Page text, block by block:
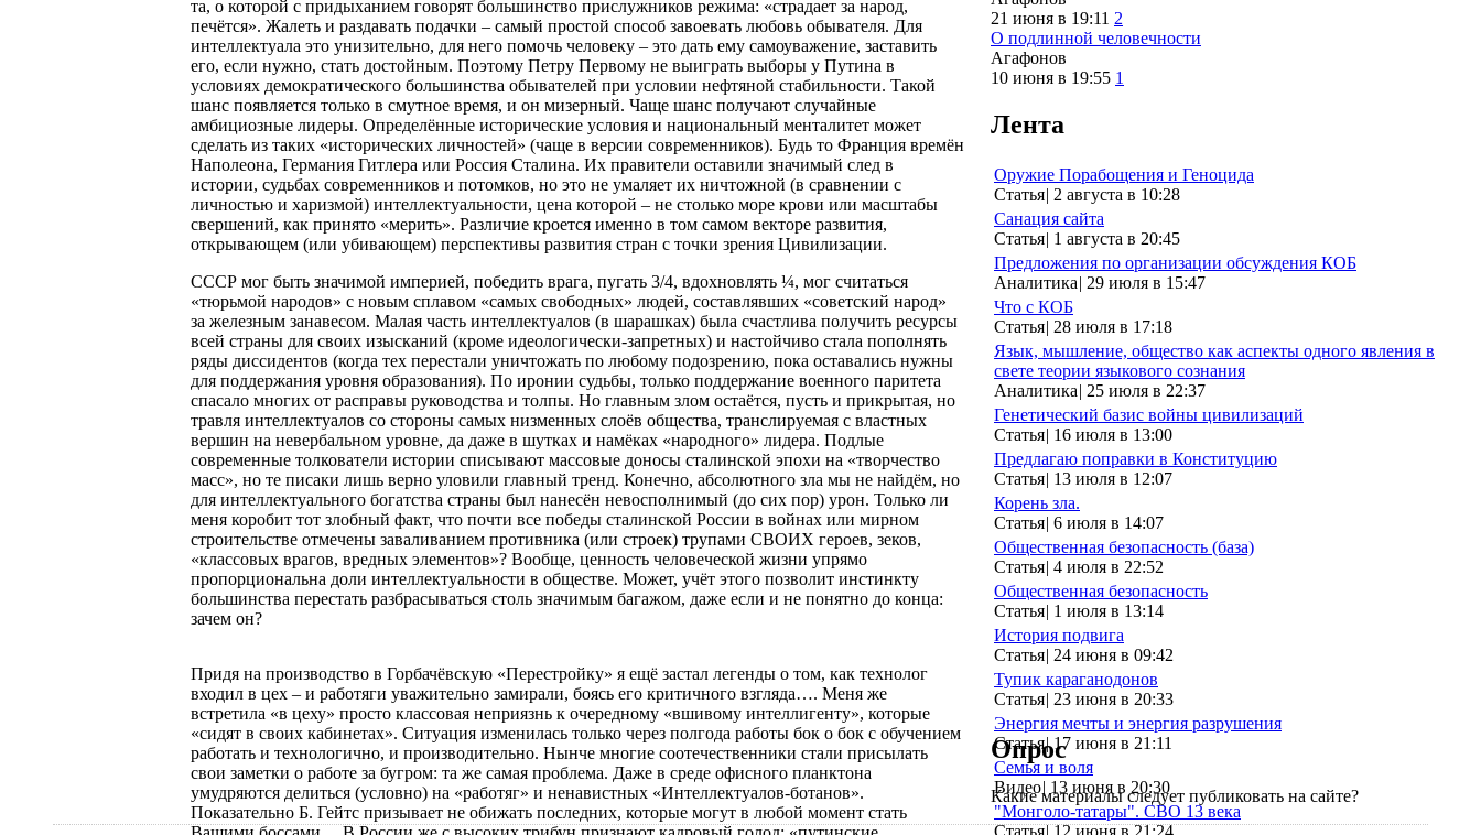
та, о которой с придыханием говорят большинство прислужников режима: «страдает за народ,
печётся». Жалеть и раздавать подачки – самый простой способ завоевать любовь обывателя. Для
интеллектуала это унизительно, для него помочь человеку – это дать ему самоуважение, заставить
его, если нужно, стать достойным. Поэтому Петру Первому не выиграть выборы у Путина в
условиях демократического большинства обывателей при условии нефтяной стабильности. Такой
шанс появляется только в смутное время, и он мизерный. Чаще шанс получают случайные
амбициозные лидеры. Определённые исторические условия и национальный менталитет может
сделать из таких «исторических личностей» (чаще в версии современников). Будь то Франция времён
Наполеона, Германия Гитлера или Россия Сталина. Их правители оставили значимый след в
истории, судьбах современников и потомков, но это не умаляет их ничтожной (в сравнении с
личностью и харизмой) интеллектуальности, цена которой – не столько море крови или масштабы
свершений, как принято «мерить». Различие кроется именно в том самом векторе развития,
открывающем (или убивающем) перспективы развития стран с точки зрения Цивилизации.
СССР мог быть значимой империей, победить врага, пугать 3/4, вдохновлять ¼, мог считаться
«тюрьмой народов» с новым сплавом «самых свободных» людей, составлявших «советский народ»
за железным занавесом. Малая часть интеллектуалов (в шарашках) была счастлива получить ресурсы
всей страны для своих изысканий (кроме идеологически-запретных) и настойчиво стала пополнять
ряды диссидентов (когда тех перестали уничтожать по любому подозрению, пока оставались нужны
для поддержания уровня образования). По иронии судьбы, только поддержание военного паритета
спасало многих от расправы руководства и толпы. Но главным злом остаётся, пусть и прикрытая, но
травля интеллектуалов со стороны самых низменных слоёв общества, транслируемая с властных
вершин на невербальном уровне, да даже в шутках и намёках «народного» лидера. Подлые
современные толкователи истории списывают массовые доносы сталинской эпохи на «творчество
масс», но те писаки лишь верно уловили главный тренд. Конечно, абсолютного зла мы не найдём, но
для интеллектуального богатства страны был нанесён невосполнимый (до сих пор) урон. Только ли
меня коробит тот злобный факт, что почти все победы сталинской России в войнах или мирном
строительстве отмечены заваливанием противника (или строек) трупами СВОИХ героев, зеков,
«классовых врагов, вредных элементов»? Вообще, ценность человеческой жизни упрямо
пропорциональна доли интеллектуальности в обществе. Может, учёт этого позволит инстинкту
большинства перестать разбрасываться столь значимым багажом, даже если и не понятно до конца:
зачем он?
Придя на производство в Горбачёвскую «Перестройку» я ещё застал легенды о том, как технолог
входил в цех – и работяги уважительно замирали, боясь его критичного взгляда…. Меня же
встретила «в цеху» просто классовая неприязнь к очередному «вшивому интеллигенту», которые
«сидят в своих кабинетах». Ситуация изменилась только через полгода работы бок о бок с обучением
работать и технологично, и производительно. Нынче многие соотечественники стали присылать
свои заметки о работе за бугром: та же самая проблема. Даже в среде офисного планктона
умудряются делиться (условно) на «работяг» и ненавистных «Интеллектуалов-ботанов».
Показательно Б. Гейтс призывает не обижать последних, которые могут в любой момент стать
21 июня в 19:11 2
О подлинной человечности
Агафонов
10 июня в 19:55 1
Лента
Оружие Порабощения и Геноцида
Статья| 2 августа в 10:28
Санация сайта
Статья| 1 августа в 20:45
Предложения по организации обсуждения КОБ
Аналитика| 29 июля в 15:47
Что с КОБ
Статья| 28 июля в 17:18
Язык, мышление, общество как аспекты одного явления в
свете теории языкового сознания
Аналитика| 25 июля в 22:37
Генетический базис войны цивилизаций
Статья| 16 июля в 13:00
Предлагаю поправки в Конституцию
Статья| 13 июля в 12:07
Корень зла.
Статья| 6 июля в 14:07
Общественная безопасность (база)
Статья| 4 июля в 22:52
Общественная безопасность
Статья| 1 июля в 13:14
История подвига
Статья| 24 июня в 09:42
Тупик караганодонов
Статья| 23 июня в 20:33
Энергия мечты и энергия разрушения
Статья| 17 июня в 21:11
Семья и воля
Видео| 13 июня в 20:30
"Монголо-татары". СВО 13 века
Опрос
Какие материалы следует публиковать на сайте?